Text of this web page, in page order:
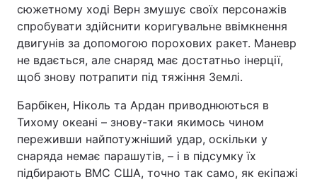
сюжетному ході Верн змушує своїх персонажів
спробувати здійснити коригувальне ввімкнення
двигунів за допомогою порохових ракет. Маневр
не вдається, але снаряд має достатньо інерції,
щоб знову потрапити під тяжіння Землі.
Барбікен, Ніколь та Ардан приводнюються в
Тихому океані – знову-таки якимось чином
переживши найпотужніший удар, оскільки у
снаряда немає парашутів, – і в підсумку їх
підбирають ВМС США, точно так само, як екіпажі